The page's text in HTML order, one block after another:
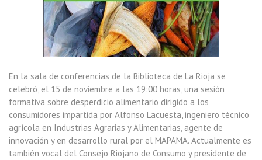
En la sala de conferencias de la Biblioteca de La Rioja se
celebró, el 15 de noviembre a las 19:00 horas, una sesión
formativa sobre desperdicio alimentario dirigido a los
consumidores impartida por Alfonso Lacuesta, ingeniero técnico
agrícola en Industrias Agrarias y Alimentarias, agente de
innovación y en desarrollo rural por el MAPAMA. Actualmente es
también vocal del Consejo Riojano de Consumo y presidente de